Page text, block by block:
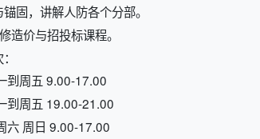
固，讲解人防各个分部。
造价与招投标课程。
到周五 9.00-17.00
到周五 19.00-21.00
六 周日 9.00-17.00